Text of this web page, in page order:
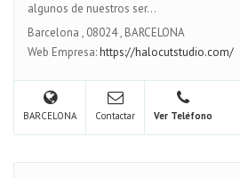
algunos de nuestros ser...
Barcelona , 08024, BARCELONA
Web Empresa:https://halocutstudio.com/
BARCELONA Contactar Ver Teléfono